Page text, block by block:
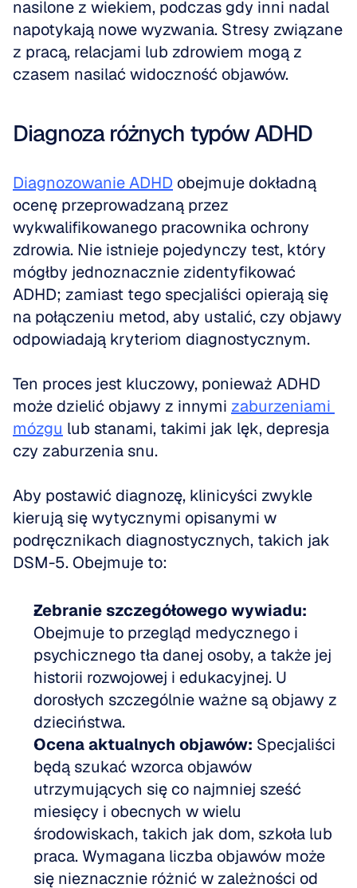
nasilone z wiekiem, podczas gdy inni nadal
napotykają nowe wyzwania. Stresy związane
z pracą, relacjami lub zdrowiem mogą z
czasem nasilać widoczność objawów.
Diagnoza różnych typów ADHD
Diagnozowanie ADHD obejmuje dokładną
ocenę przeprowadzaną przez
wykwalifikowanego pracownika ochrony
zdrowia. Nie istnieje pojedynczy test, który
mógłby jednoznacznie zidentyfikować
ADHD; zamiast tego specjaliści opierają się
na połączeniu metod, aby ustalić, czy objawy
odpowiadają kryteriom diagnostycznym.
Ten proces jest kluczowy, ponieważ ADHD
może dzielić objawy z innymi zaburzeniami
mózgu lub stanami, takimi jak lęk, depresja
czy zaburzenia snu.
Aby postawić diagnozę, klinicyści zwykle
kierują się wytycznymi opisanymi w
podręcznikach diagnostycznych, takich jak
DSM-5. Obejmuje to:
Zebranie szczegółowego wywiadu:
Obejmuje to przegląd medycznego i
psychicznego tła danej osoby, a także jej
historii rozwojowej i edukacyjnej. U
dorosłych szczególnie ważne są objawy z
dzieciństwa.
Ocena aktualnych objawów: Specjaliści
będą szukać wzorca objawów
utrzymujących się co najmniej sześć
miesięcy i obecnych w wielu
środowiskach, takich jak dom, szkoła lub
praca. Wymagana liczba objawów może
się nieznacznie różnić w zależności od